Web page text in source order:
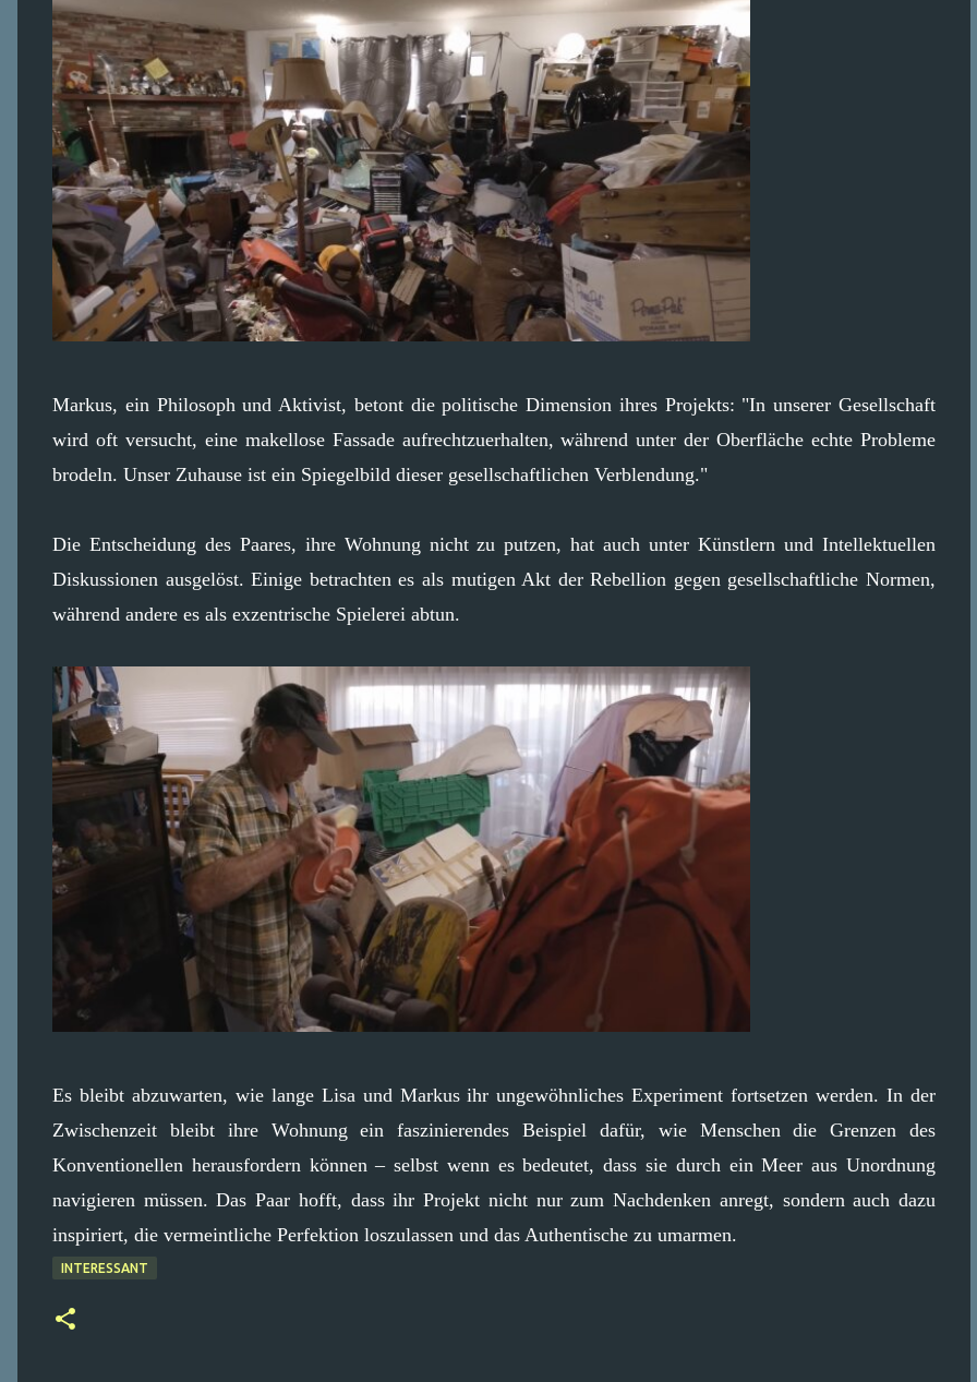
Markus, ein Philosoph und Aktivist, betont die politische Dimension ihres Projekts: "In unserer Gesellschaft
wird oft versucht, eine makellose Fassade aufrechtzuerhalten, während unter der Oberfläche echte Probleme
brodeln. Unser Zuhause ist ein Spiegelbild dieser gesellschaftlichen Verblendung."
Die Entscheidung des Paares, ihre Wohnung nicht zu putzen, hat auch unter Künstlern und Intellektuellen
Diskussionen ausgelöst. Einige betrachten es als mutigen Akt der Rebellion gegen gesellschaftliche Normen,
während andere es als exzentrische Spielerei abtun.
Es bleibt abzuwarten, wie lange Lisa und Markus ihr ungewöhnliches Experiment fortsetzen werden. In der
Zwischenzeit bleibt ihre Wohnung ein faszinierendes Beispiel dafür, wie Menschen die Grenzen des
Konventionellen herausfordern können – selbst wenn es bedeutet, dass sie durch ein Meer aus Unordnung
navigieren müssen. Das Paar hofft, dass ihr Projekt nicht nur zum Nachdenken anregt, sondern auch dazu
inspiriert, die vermeintliche Perfektion loszulassen und das Authentische zu umarmen.
INTERESSANT